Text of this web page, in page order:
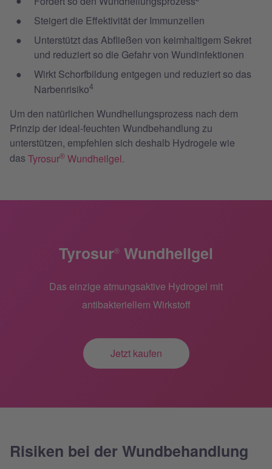
Steigert die Effektivität der Immunzellen
Unterstützt das Abfließen von keimhaltigem Sekret
und reduziert so die Gefahr von Wundinfektionen
Wirkt Schorfbildung entgegen und reduziert so das
Narbenrisiko4
Um den natürlichen Wundheilungsprozess nach dem
Prinzip der ideal-feuchten Wundbehandlung zu
unterstützen, empfehlen sich deshalb Hydrogele wie
das Tyrosur® Wundheilgel.
Tyrosur® Wundheilgel
Das einzige atmungsaktive Hydrogel mit
antibakteriellem Wirkstoff
Jetzt kaufen
Risiken bei der Wundbehandlung